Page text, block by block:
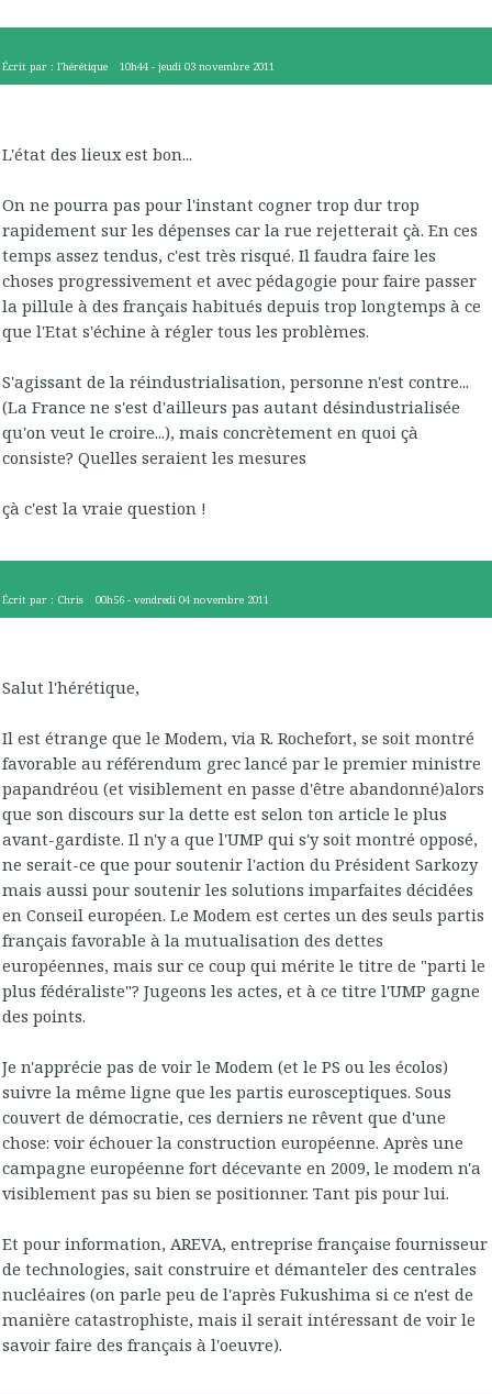
Écrit par : l'hérétique 10h44 -jeudi 03 novembre 2011
L'état des lieux est bon...
On ne pourra pas pour l'instant cogner trop dur trop
rapidement sur les dépenses car la rue rejetterait çà. En ces
temps assez tendus, c'est très risqué. Il faudra faire les
choses progressivement et avec pédagogie pour faire passer
la pillule à des français habitués depuis trop longtemps à ce
que l'Etat s'échine à régler tous les problèmes.
S'agissant de la réindustrialisation, personne n'est contre...
(La France ne s'est d'ailleurs pas autant désindustrialisée
qu'on veut le croire...), mais concrètement en quoi çà
consiste? Quelles seraient les mesures
çà c'est la vraie question !
Écrit par : Chris 00h56 -vendredi 04 novembre 2011
Salut l'hérétique,
Il est étrange que le Modem, via R. Rochefort, se soit montré
favorable au référendum grec lancé par le premier ministre
papandréou (et visiblement en passe d'être abandonné)alors
que son discours sur la dette est selon ton article le plus
avant-gardiste. Il n'y a que l'UMP qui s'y soit montré opposé,
ne serait-ce que pour soutenir l'action du Président Sarkozy
mais aussi pour soutenir les solutions imparfaites décidées
en Conseil européen. Le Modem est certes un des seuls partis
français favorable à la mutualisation des dettes
européennes, mais sur ce coup qui mérite le titre de "parti le
plus fédéraliste"? Jugeons les actes, et à ce titre l'UMP gagne
des points.
Je n'apprécie pas de voir le Modem (et le PS ou les écolos)
suivre la même ligne que les partis eurosceptiques. Sous
couvert de démocratie, ces derniers ne rêvent que d'une
chose: voir échouer la construction européenne. Après une
campagne européenne fort décevante en 2009, le modem n'a
visiblement pas su bien se positionner. Tant pis pour lui.
Et pour information, AREVA, entreprise française fournisseur
de technologies, sait construire et démanteler des centrales
nucléaires (on parle peu de l'après Fukushima si ce n'est de
manière catastrophiste, mais il serait intéressant de voir le
savoir faire des français à l'oeuvre).